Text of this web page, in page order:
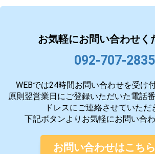
お気軽にお問い合わせく
092-707-2835
WEBでは24時間お問い合わせを受け
原則翌営業日にご登録いただいた電話
ドレスにご連絡させていただ
下記ボタンよりお気軽にお問い合わ
お問い合わせはこち